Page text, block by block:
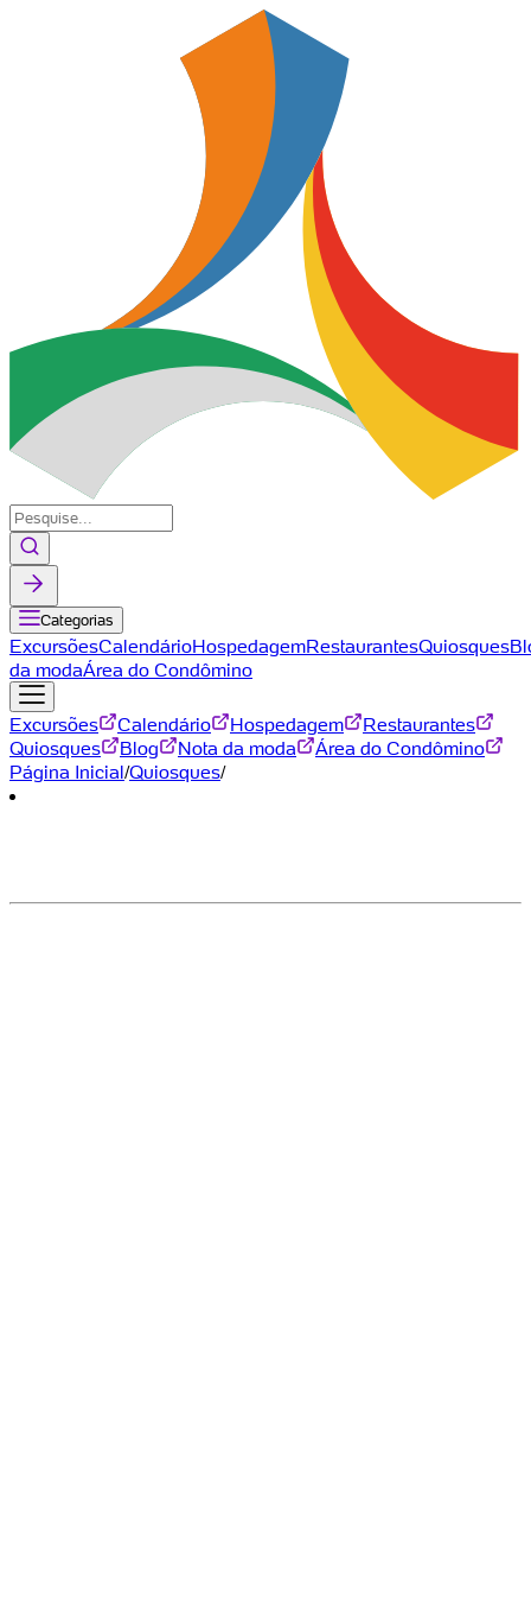
Categorias
ExcursõesCalendárioHospedagemRestaurantesQuiosques
da modaÁrea do Condômino
Excursões Calendário Hospedagem
Restaurantes
Quiosques
Blog Nota da moda
Área do Condômino
Página Inicial/Quiosques/